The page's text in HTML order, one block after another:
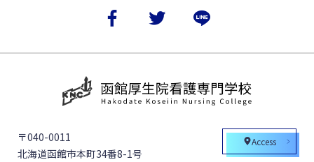
Access
〒040-0011
北海道函館市本町34番8-1号